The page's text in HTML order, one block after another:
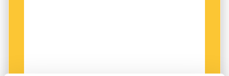
enormt krångligt för folk som kommer hem lite